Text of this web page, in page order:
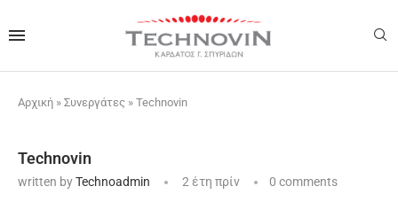
Αρχική » Συνεργάτες » Technovin
Technovin
written byTechnoadmin 2 έτη πρίν 0 comments